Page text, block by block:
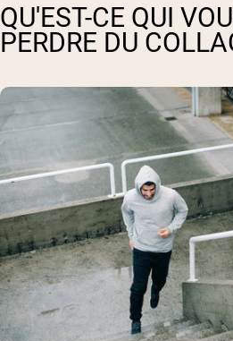
QU'EST-CE QUI
PERDRE DU